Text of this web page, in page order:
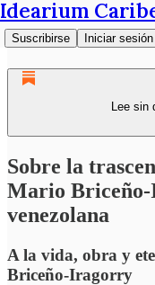
Idearium
Suscribirse Iniciar sesión
Lee sin
Sobre la
Mario
venezolana
A la vida, obra y
Briceño-Iragorry